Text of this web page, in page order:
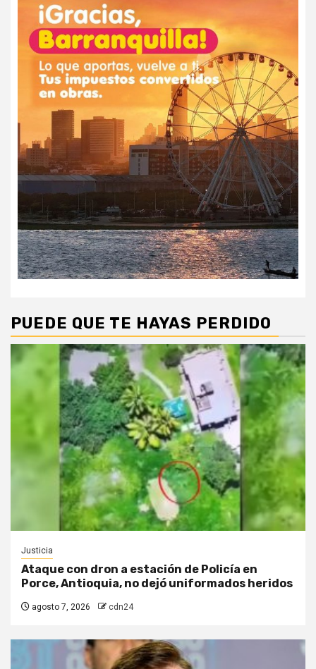
PUEDE QUE TE HAYAS PERDIDO
Justicia
Ataque con dron a estación de Policía en
Porce, Antioquia, no dejó uniformados heridos
agosto 7, 2026 cdn24